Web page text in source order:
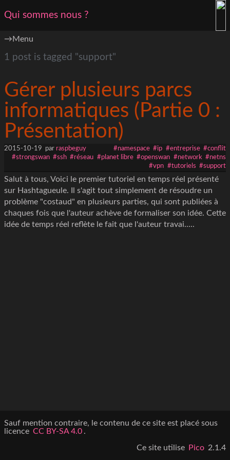
Qui sommes nous ?
Menu
1 post is tagged "support"
Gérer plusieurs parcs
informatiques (Partie 0 :
Présentation)
2015-10-19 par raspbeguy #conflit
#entreprise
#ip
#namespace
#netns
#network
#openswan
#planet libre
#réseau
#ssh
#strongswan
#support
#tutoriels
#vpn
Salut à tous, Voici le premier tutoriel en temps réel présenté
sur Hashtagueule. Il s'agit tout simplement de résoudre un
problème "costaud" en plusieurs parties, qui sont publiées à
chaques fois que l'auteur achève de formaliser son idée. Cette
idée de temps réel reflète le fait que l'auteur travai.....
Sauf mention contraire, le contenu de ce site est placé sous
licence CC BY-SA 4.0 .
Ce site utilise
Pico 2.1.4